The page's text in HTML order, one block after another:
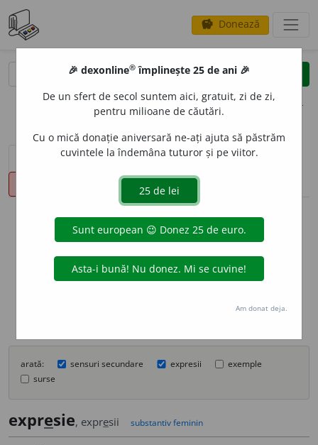
savings Donează
clear
opțiuni
sinteza definițiilor (1) definiții (24)
declinări
info
Aceste definiții sunt compilate de
echipa dexonline. Definițiile
originale se află pe filadefiniții.
Puteți reordona filele pe pagina de
arată: sensuri secundare expresii
exemple
surse
expresie, expresii substantiv feminin
🎉 dexonline® împlinește 25 de ani 🎉
De un sfert de secol suntem aici, gratuit, zi de zi,
pentru milioane de căutări.
Cu o mică donație aniversară ne-ați ajuta să păstrăm
cuvintele la îndemâna tuturor și pe viitor.
Am donat deja.